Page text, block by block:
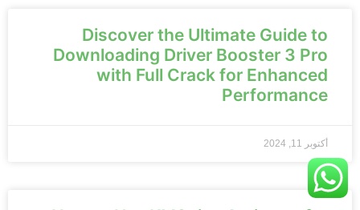
Discover the Ultimate Guide to
Downloading Driver Booster 3 Pro
with Full Crack for Enhanced
Performance
أكتوبر 11, 2024